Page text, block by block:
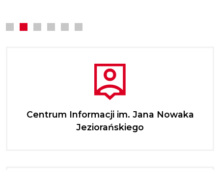
Centrum Informacji im. Jana Nowaka
Jeziorańskiego